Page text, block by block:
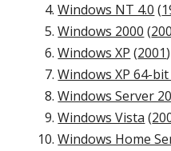
Windows NT 4.0 (
Windows 2000 (
Windows XP (2001)
Windows XP 64-
Windows Server
Windows Vista (
Windows Home